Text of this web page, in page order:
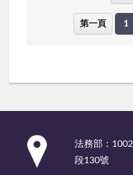
第一頁 1
法務部：
段130號